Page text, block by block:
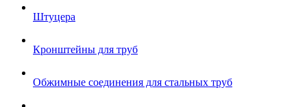
Штуцера
Кронштейны для труб
Обжимные соединения для стальных труб